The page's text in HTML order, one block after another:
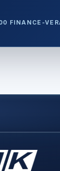
FINANCE-